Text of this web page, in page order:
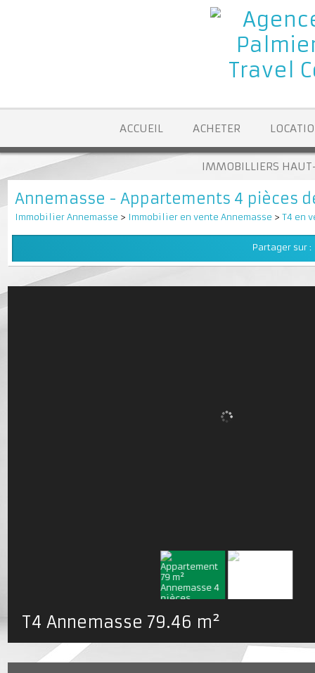
ACCUEIL ACHETER
IMMOBILLIERS
Annemasse - Appartements 4 pièces
T4 Annemasse